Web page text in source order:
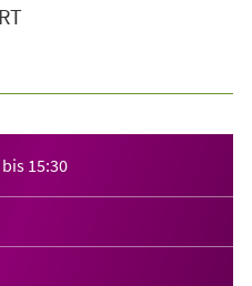
bis 15:30